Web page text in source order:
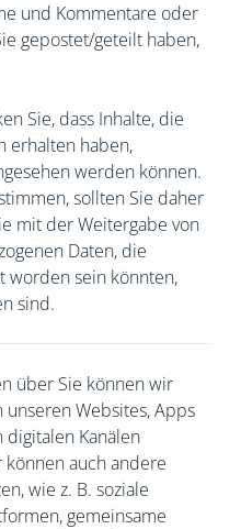
und Kommentare oder
gepostet/geteilt haben,
Sie, dass Inhalte, die
erhalten haben,
werden können.
sollten Sie daher
mit der Weitergabe von
Daten, die
worden sein könnten,
sind.
über Sie können wir
unseren Websites, Apps
Kanälen
können auch andere
wie z. B. soziale
gemeinsame